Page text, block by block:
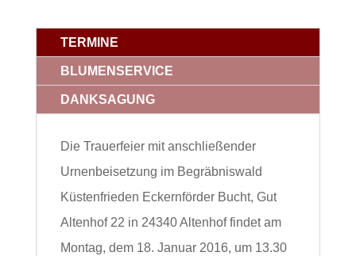
TERMINE
BLUMENSERVICE
DANKSAGUNG
Die Trauerfeier mit anschließender
Urnenbeisetzung im Begräbniswald
Küstenfrieden Eckernförder Bucht, Gut
Altenhof 22 in 24340 Altenhof findet am
Montag, dem 18. Januar 2016, um 13.30